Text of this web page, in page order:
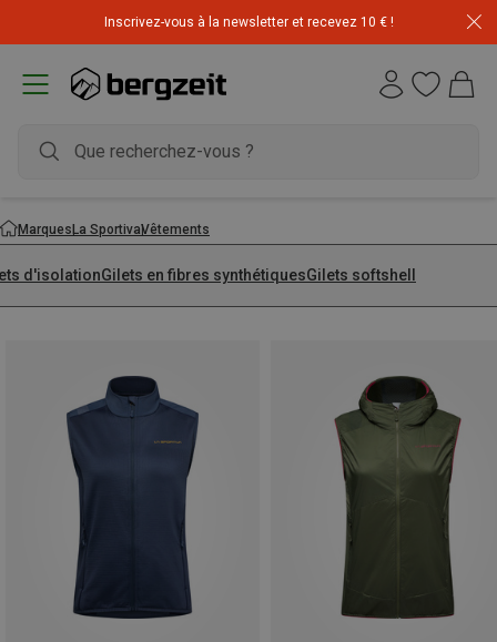
Inscrivez-vous à la newsletter et recevez 10 € !
Déstockage : 20 € offerts avec le code END20
MarquesLa SportivaVêtements
d'isolationGilets en fibres synthétiquesGilets softshell